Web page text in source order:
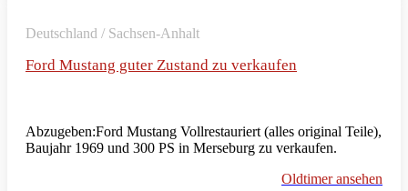
Deutschland / Sachsen-Anhalt
Ford Mustang guter Zustand zu verkaufen
Abzugeben:Ford Mustang Vollrestauriert (alles original Teile),
Baujahr 1969 und 300 PS in Merseburg zu verkaufen.
Oldtimer ansehen